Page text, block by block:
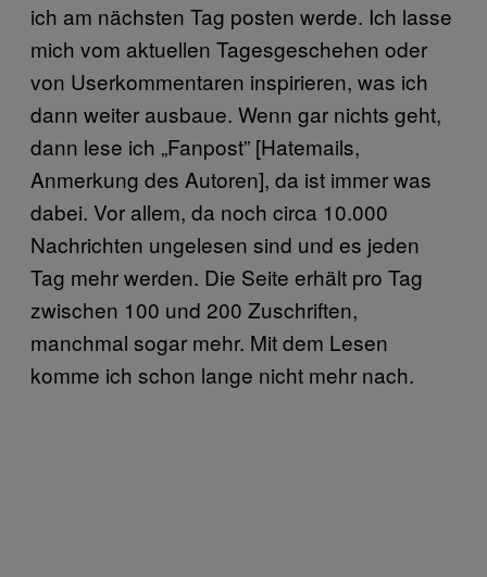
ich am nächsten Tag posten werde. Ich lasse
mich vom aktuellen Tagesgeschehen oder
von Userkommentaren inspirieren, was ich
dann weiter ausbaue. Wenn gar nichts geht,
dann lese ich „Fanpost” [Hatemails,
Anmerkung des Autoren], da ist immer was
dabei. Vor allem, da noch circa 10.000
Nachrichten ungelesen sind und es jeden
Tag mehr werden. Die Seite erhält pro Tag
zwischen 100 und 200 Zuschriften,
manchmal sogar mehr. Mit dem Lesen
komme ich schon lange nicht mehr nach.